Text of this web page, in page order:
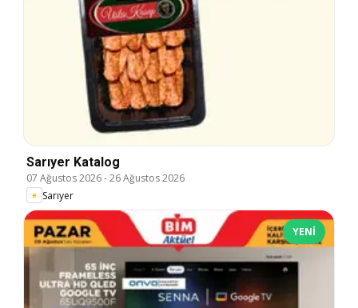
Sarıyer Katalog
07 Ağustos 2026-26 Ağustos 2026
Sarıyer
YENI